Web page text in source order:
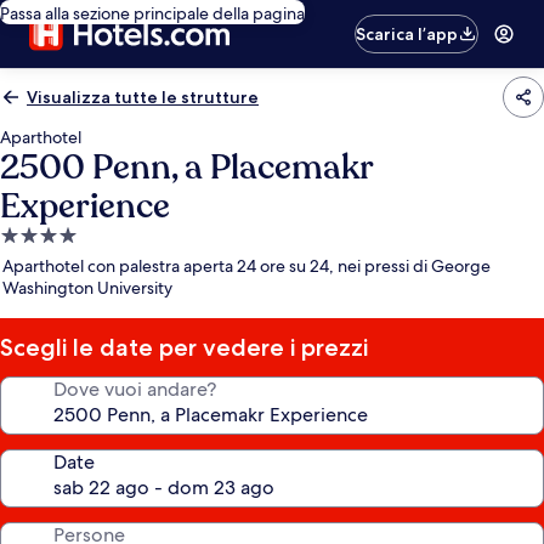
Passa alla sezione principale della pagina
Scarica l’app
Visualizza tutte le strutture
Aparthotel
2500 Penn, a Placemakr
Experience
Struttura
a
4.0
stelle
Aparthotel con palestra aperta 24 ore su 24, nei pressi di George
Washington University
Scegli le date per vedere i prezzi
Dove vuoi andare?
Date
Persone